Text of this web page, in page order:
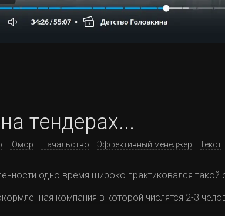
тендерах...
Юмор Начальство Эффективный менеджер Текст
одно время широко практиковался такой
компания в которой числятся 2-3